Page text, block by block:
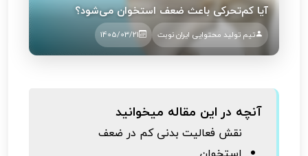
آیا کم‌تحرکی باعث ضعف استخوان می‌شود؟
تیم تولید محتوایی ایران نوبت 1405/03/21
آنچه در این مقاله میخوانید
نقش فعالیت بدنی کم در ضعف